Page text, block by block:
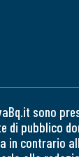
sono
di pubblico
in contrario